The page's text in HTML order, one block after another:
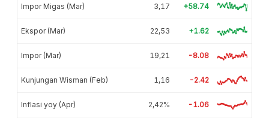
Impor Migas (Mar) 3,17 +58.74
Ekspor (Mar) 22,53 +1.62
Impor (Mar) 19,21 -8.08
Kunjungan Wisman (Feb) 1,16 -2.42
Inflasi yoy (Apr) 2,42% -1.06